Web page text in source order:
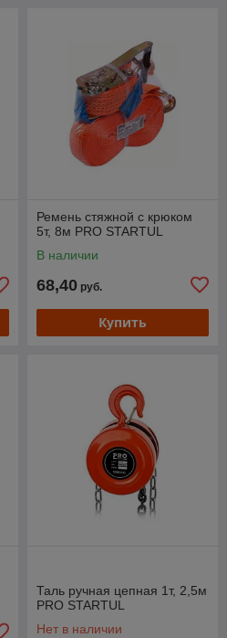
Ремень стяжной с крюком
5т, 8м PRO STARTUL
В наличии
68,40 руб.
Купить
Таль ручная цепная 1т, 2,5м
PRO STARTUL
Нет в наличии